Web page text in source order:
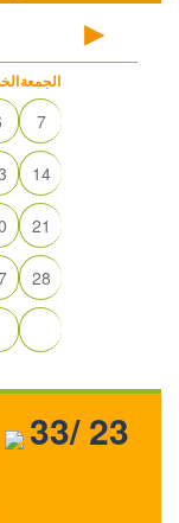
الجمعة
7
14
21
28
33/ 23